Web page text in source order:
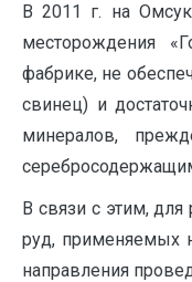
В 2011 г. на
месторождения
фабрике, не
свинец) и
минералов,
В связи с этим,
руд, применяемых
направления